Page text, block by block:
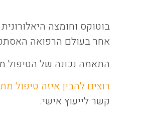
בוטוקס וחומצה
אחר בעולם הרפואה
התאמה נכונה של הטיפול
רוצים להבין איזה טיפול
קשר לייעוץ אישי.